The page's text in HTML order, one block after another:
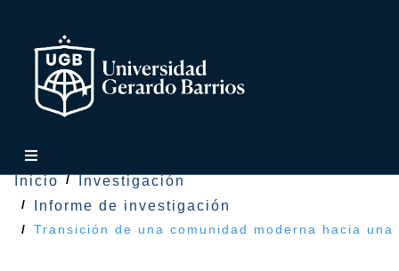
Inicio
Investigación
Informe de investigación
Transición de una comunidad moderna hacia